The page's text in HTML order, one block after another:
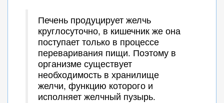
Печень продуцирует желчь
круглосуточно, в кишечник же она
поступает только в процессе
переваривания пищи. Поэтому в
организме существует
необходимость в хранилище
желчи, функцию которого и
исполняет желчный пузырь.